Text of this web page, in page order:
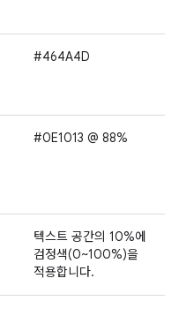
#464A4D
#0E1013 @ 88%
텍스트 공간의 10%에
검정색(0~100%)을
적용합니다.